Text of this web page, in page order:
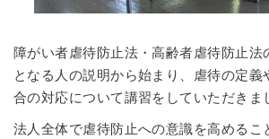
障がい者虐待防止法・高齢者虐待防止法
となる人の説明から始まり、虐待の定
合の対応について講習をしていただきま
法人全体で虐待防止への意識を高めるこ